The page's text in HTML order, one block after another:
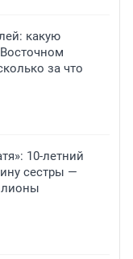
какую
за что
10-летний
сестры —